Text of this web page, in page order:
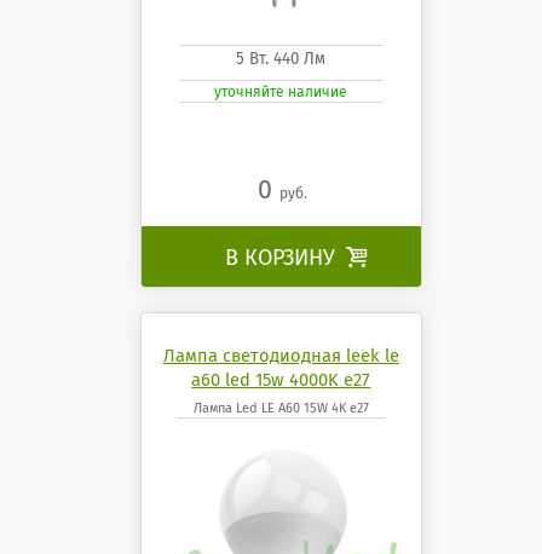
5 Вт. 440 Лм
уточняйте наличие
0 руб.
В КОРЗИНУ 
Лампа светодиодная leek le
a60 led 15w 4000K e27
Лампа Led LE A60 15W 4K e27